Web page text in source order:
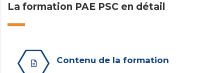
La formation PAE PSC en détail
Contenu de la formation